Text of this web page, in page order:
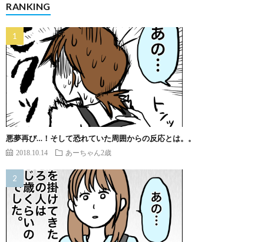
RANKING
悪夢再び…！そして恐れていた周囲からの反応とは。。
2018.10.14 あーちゃん2歳